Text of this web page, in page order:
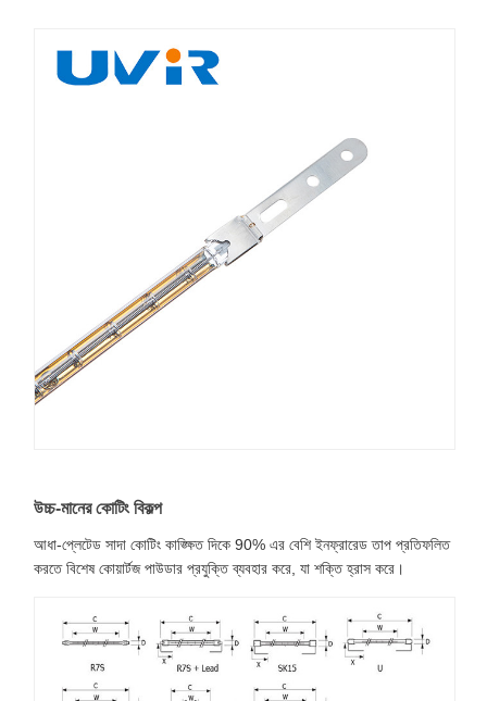
উচ্চ-মানের কোটিং বিকল্প
আধা-প্লেটেড সাদা কোটিং কাঙ্ক্ষিত দিকে 90% এর বেশি ইনফ্রারেড তাপ প্রতিফলিত
করতে বিশেষ কোয়ার্টজ পাউডার প্রযুক্তি ব্যবহার করে, যা শক্তি হ্রাস করে।